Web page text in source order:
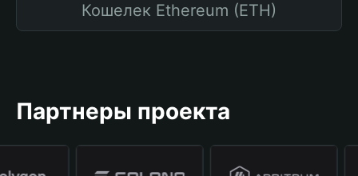
Кошелек Ethereum (ETH)
Партнеры проекта